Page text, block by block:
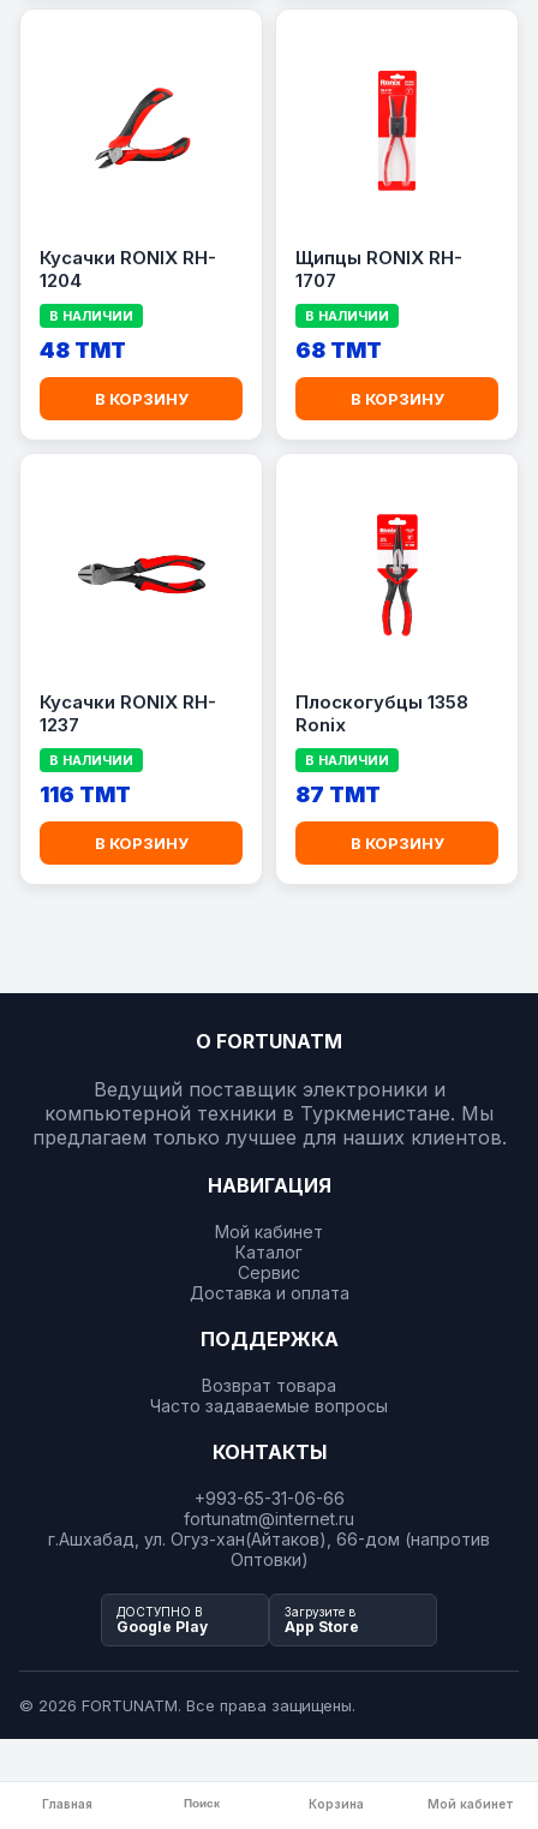
Кусачки RONIX RH-
1204
В НАЛИЧИИ
48 TMT
В КОРЗИНУ
Щипцы RONIX RH-
1707
В НАЛИЧИИ
68 TMT
В КОРЗИНУ
Кусачки RONIX RH-
1237
В НАЛИЧИИ
116 TMT
В КОРЗИНУ
Плоскогубцы 1358
Ronix
В НАЛИЧИИ
87 TMT
В КОРЗИНУ
О FORTUNATM
Ведущий поставщик электроники и
компьютерной техники в Туркменистане. Мы
предлагаем только лучшее для наших клиентов.
НАВИГАЦИЯ
Мой кабинет
Каталог
Сервис
Доставка и оплата
ПОДДЕРЖКА
Возврат товара
Часто задаваемые вопросы
КОНТАКТЫ
+993-65-31-06-66
fortunatm@internet.ru
г.Ашхабад, ул. Огуз-хан(Айтаков), 66-дом (напротив
Оптовки)
ДОСТУПНО В
Google Play
Загрузите в
App Store
© 2026 FORTUNATM. Все права защищены.
Главная Поиск Корзина Мой кабинет